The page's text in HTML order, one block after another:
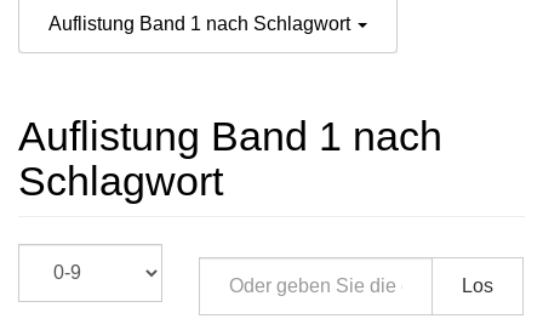
Auflistung Band 1 nach Schlagwort
Auflistung Band 1 nach
Schlagwort
Los